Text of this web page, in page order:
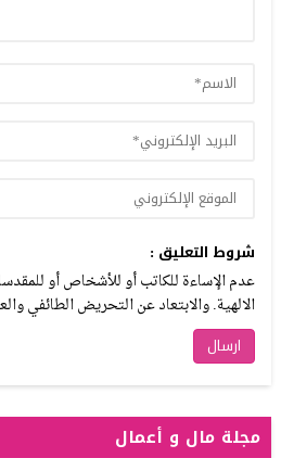
شروط التعليق :
عدم الإساءة للكاتب أو للأشخاص أو
الالهية. والابتعاد عن التحريض الطائفي
مجلة مال و أعمال